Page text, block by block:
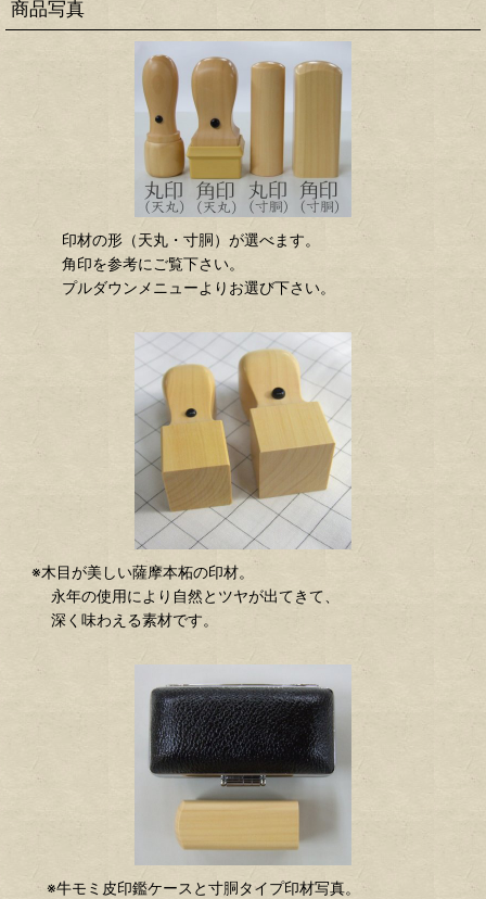
商品写真
印材の形（天丸・寸胴）が選べます。
角印を参考にご覧下さい。
プルダウンメニューよりお選び下さい。
※木目が美しい薩摩本柘の印材。
永年の使用により自然とツヤが出てきて、
深く味わえる素材です。
※牛モミ皮印鑑ケースと寸胴タイプ印材写真。